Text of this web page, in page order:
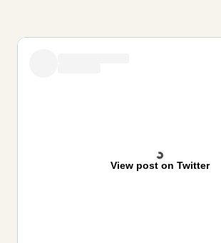
View post on Twitter